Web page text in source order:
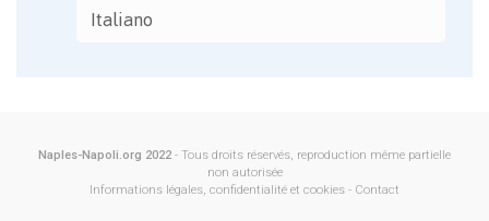
Italiano
Naples-Napoli.org 2022 - Tous droits réservés, reproduction même partielle
non autorisée
Informations légales, confidentialité et cookies - Contact